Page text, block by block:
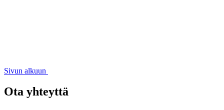
Sivun alkuun
Ota yhteyttä